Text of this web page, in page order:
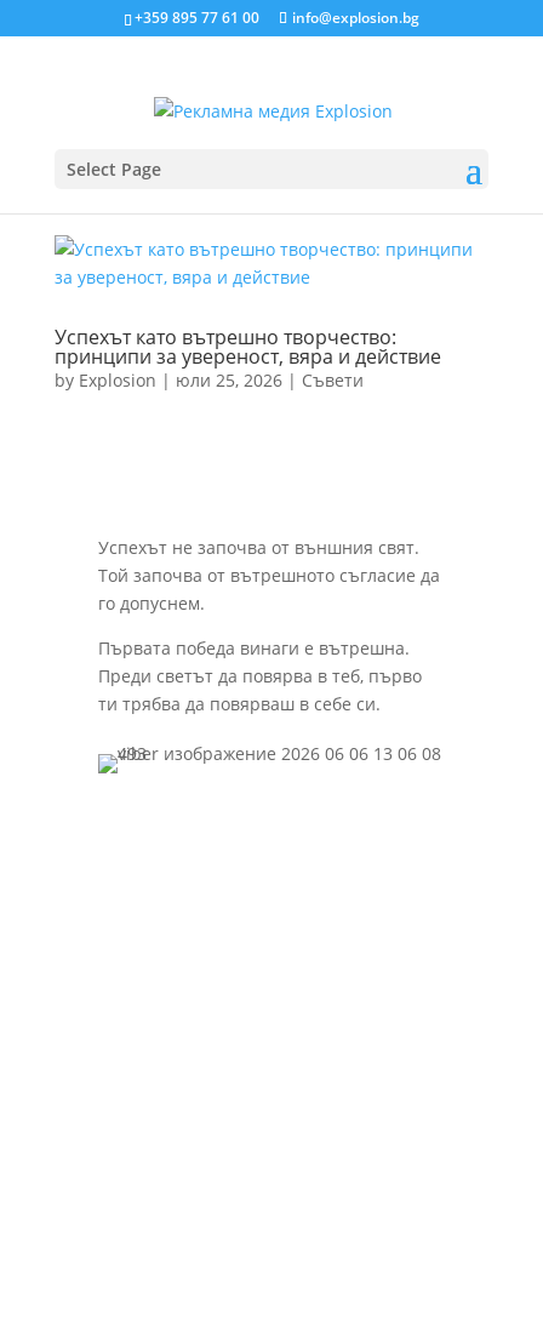
+359 895 77 61 00 info@explosion.bg
Select Page
Успехът като вътрешно творчество:
принципи за увереност, вяра и действие
by Explosion | юли 25, 2026| Съвети
Успехът не започва от външния свят.
Той започва от вътрешното съгласие да
го допуснем.
Първата победа винаги е вътрешна.
Преди светът да повярва в теб, първо
ти трябва да повярваш в себе си.